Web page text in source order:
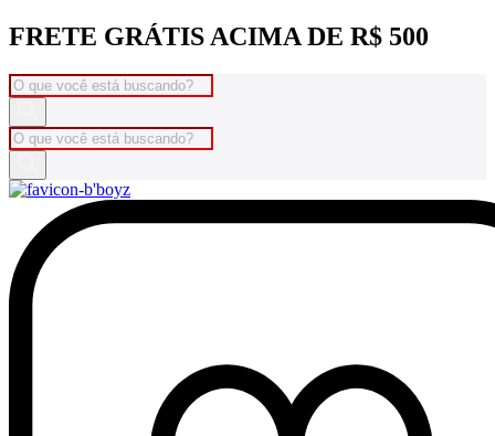
Ir
para
o
conteúdo
FRETE GRÁTIS ACIMA DE R$ 500
Pesquisar
produtos
Pesquisar
produtos